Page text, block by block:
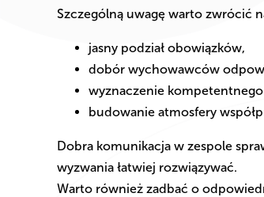
Szczególną uwagę warto zwrócić
jasny podział obowiązków,
dobór wychowawców
wyznaczenie
budowanie atmosfery
Dobra komunikacja w zespole
wyzwania łatwiej rozwiązywać.
Warto również zadbać o